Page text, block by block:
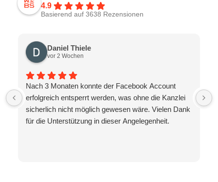
4.9
Basierend auf 3638 Rezensionen
Daniel Thiele
vor 2 Wochen
Nach 3 Monaten konnte der Facebook Account
erfolgreich entsperrt werden, was ohne die Kanzlei
sicherlich nicht möglich gewesen wäre. Vielen Dank
für die Unterstützung in dieser Angelegenheit.